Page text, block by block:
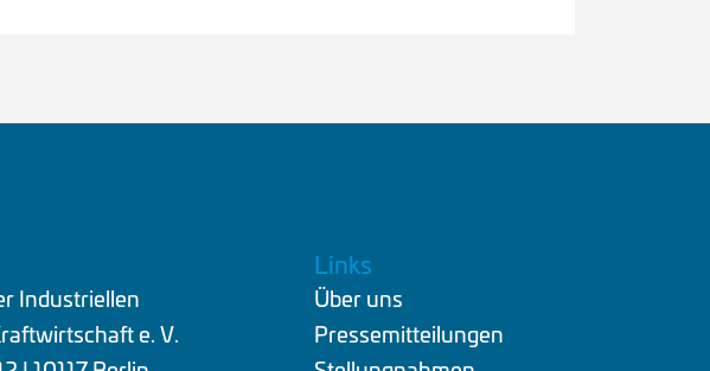
Industriellen
e. V.
Links
Über uns
Pressemitteilungen